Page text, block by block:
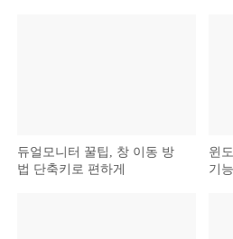
듀얼모니터 꿀팁, 창 이동 방
법 단축키로 편하게
윈
기